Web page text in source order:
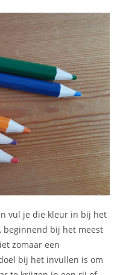
vul je die kleur in bij het
beginnend bij het meest
zomaar een
bij het invullen is om